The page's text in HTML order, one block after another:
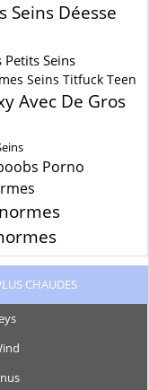
Seins Déesse
Seins
Seins Titfuck Teen
Avec De Gros
Porno
CHAUDES